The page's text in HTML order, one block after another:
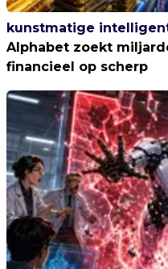
kunstmatige
Alphabet zoekt
financieel op scherp